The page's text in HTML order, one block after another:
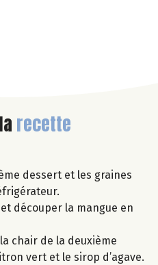
recette
dessert et les graines
découper la mangue en
chair de la deuxième
vert et le sirop d’agave.